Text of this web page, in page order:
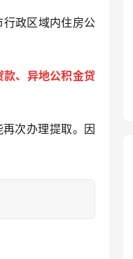
行政区域内住房公
、异地公积金贷
次办理提取。因